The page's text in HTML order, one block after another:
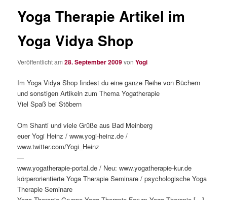
Yoga Therapie Artikel im
Yoga Vidya Shop
Veröffentlicht am28. September 2009vonYogi
Im Yoga Vidya Shop findest du eine ganze Reihe von Büchern
und sonstigen Artikeln zum Thema Yogatherapie
Viel Spaß bei Stöbern
Om Shanti und viele Grüße aus Bad Meinberg
euer Yogi Heinz / www.yogi-heinz.de /
www.twitter.com/Yogi_Heinz
—
www.yogatherapie-portal.de / Neu: www.yogatherapie-kur.de
körperorientierte Yoga Therapie Seminare / psychologische Yoga
Therapie Seminare